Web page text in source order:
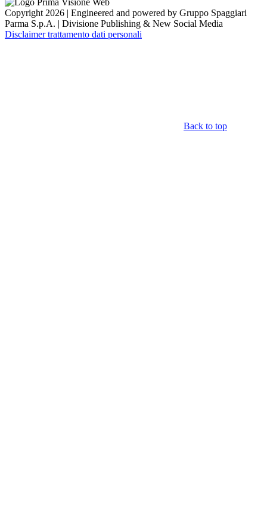
Copyright 2026 | Engineered and powered by Gruppo Spaggiari
Parma S.p.A. | Divisione Publishing & New Social Media
Disclaimer trattamento dati personali
Back to top